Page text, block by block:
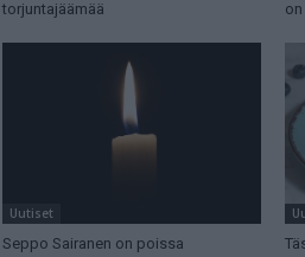
torjuntajäämää
Uutiset
Seppo Sairanen on poissa